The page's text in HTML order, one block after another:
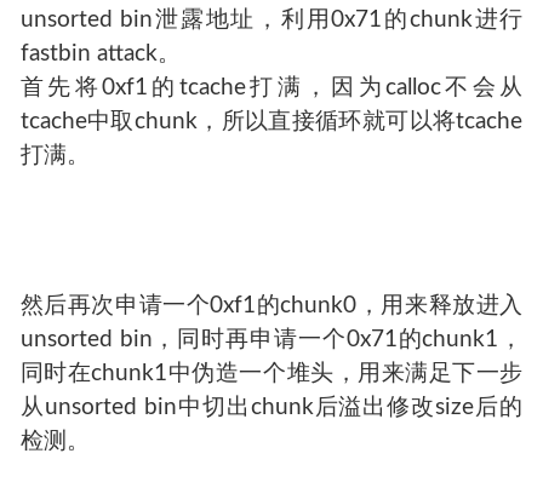
unsorted bin泄露地址，利用0x71的chunk进行
fastbin attack。
首先将0xf1的tcache打满，因为calloc不会从
tcache中取chunk，所以直接循环就可以将tcache
打满。
然后再次申请一个0xf1的chunk0，用来释放进入
unsorted bin，同时再申请一个0x71的chunk1，
同时在chunk1中伪造一个堆头，用来满足下一步
从unsorted bin中切出chunk后溢出修改size后的
检测。